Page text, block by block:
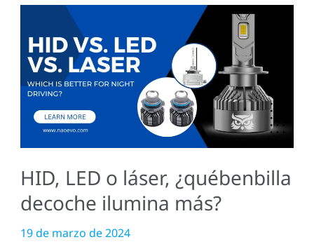
HID, LED o láser, ¿québenbilla
decoche ilumina más?
19 de marzo de 2024
LED
láser,
¿québenbilla
decoche
ilumina